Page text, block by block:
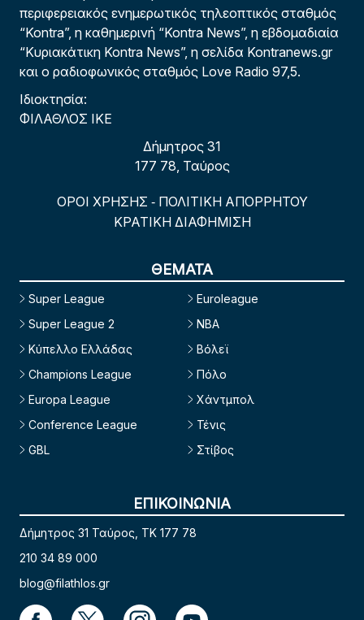
περιφερειακός ενημερωτικός τηλεοπτικός σταθμός
“Kontra”, η καθημερινή “Kontra News”, η εβδομαδιαία
“Κυριακάτικη Kontra News”, η σελίδα Kontranews.gr
και ο ραδιοφωνικός σταθμός Love Radio 97,5.
Ιδιοκτησία:
ΦΙΛΑΘΛΟΣ ΙΚΕ
Δήμητρος 31
177 78, Ταύρος
ΟΡΟΙ ΧΡΗΣΗΣ - ΠΟΛΙΤΙΚΗ ΑΠΟΡΡΗΤΟΥ
ΚΡΑΤΙΚΗ ΔΙΑΦΗΜΙΣΗ
ΘΕΜΑΤΑ
Super League
Super League 2
Κύπελλο Ελλάδας
Champions League
Europa League
Conference League
GBL
Euroleague
NBA
Βόλεϊ
Πόλο
Χάντμπολ
Τένις
Στίβος
ΕΠΙΚΟΙΝΩΝΙΑ
Δήμητρος 31 Ταύρος, TK 177 78
210 34 89 000
blog@filathlos.gr